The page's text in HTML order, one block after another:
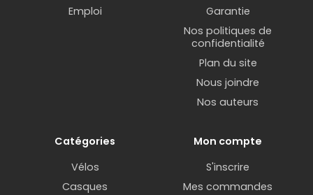
Emploi
Garantie
Nos politiques de
confidentialité
Plan du site
Nous joindre
Nos auteurs
Catégories
Vélos
Casques
Mon compte
S'inscrire
Mes commandes